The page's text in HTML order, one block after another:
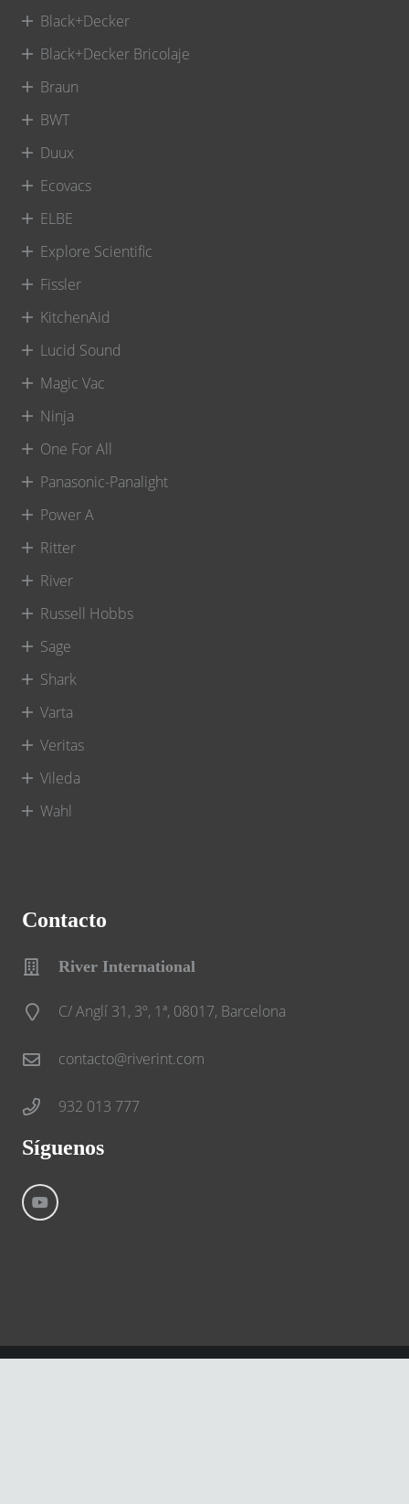
Black+Decker
Black+Decker Bricolaje
Braun
BWT
Duux
Ecovacs
ELBE
Explore Scientific
Fissler
KitchenAid
Lucid Sound
Magic Vac
Ninja
One For All
Panasonic-Panalight
Power A
Ritter
River
Russell Hobbs
Sage
Shark
Varta
Veritas
Vileda
Wahl
Contacto
River International
C/ Anglí 31, 3º, 1ª, 08017, Barcelona
contacto@riverint.com
932 013 777
Síguenos